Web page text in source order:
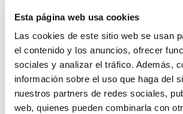
Esta página web usa cookies
Las cookies de este sitio web se usan
el contenido y los anuncios, ofrecer
sociales y analizar el tráfico. Además,
información sobre el uso que haga del
nuestros partners de redes sociales,
web, quienes pueden combinarla con
Artículos
Empresas